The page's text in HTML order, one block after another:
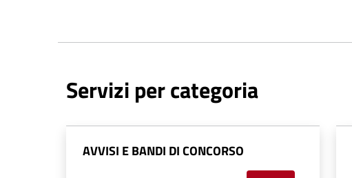
Servizi per categoria
AVVISI E BANDI DI CONCORSO